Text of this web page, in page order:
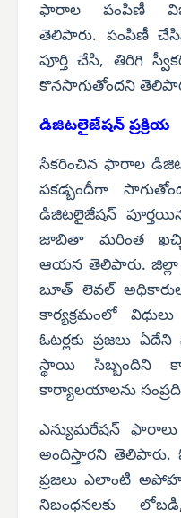
ఫారాల పంపిణీ
తెలిపారు. పంపిణీ
పూర్తి చేసి, తిరిగి
కొనసాగుతోందని
డిజిటలైజేషన్ ప్రక్రియ
సేకరించిన ఫారాల
పకడ్బందీగా
డిజిటలైజేషన్
జాబితా మరింత
ఆయన తెలిపారు. జిల్లా
బూత్ లెవల్
కార్యక్రమంలో
ఓటర్లకు ప్రజలు
స్థాయి సిబ్బందిని
కార్యాలయాలను
ఎన్యుమరేషన్
అందిస్తారని తెలిపారు.
ప్రజలు ఎలాంటి
నిబంధనలకు